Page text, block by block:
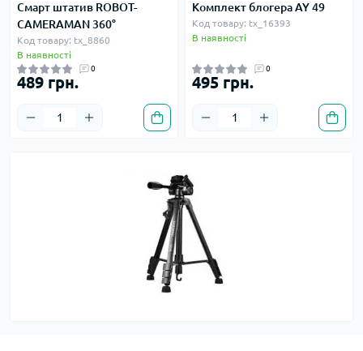
Смарт штатив ROBOT-
CAMERAMAN 360°
Код товару: tx_8860
В наявності
0
489 грн.
Комплект блогера AY 49
Код товару: tx_16393
В наявності
0
495 грн.